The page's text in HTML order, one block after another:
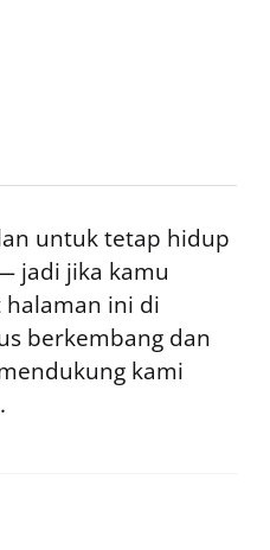
untuk tetap hidup
jadi jika kamu
ini di
berkembang dan
kami